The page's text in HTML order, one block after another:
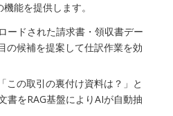
能を提供します。
ードされた請求書・領収書デー
の候補を提案して仕訳作業を効
この取引の裏付け資料は？」と
書をRAG基盤によりAIが自動抽